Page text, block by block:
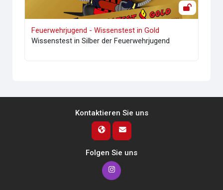
Feuerwehrjugend - Wissenstest in Gold
Wissenstest in Silber der Feuerwehrjugend
Kontaktieren Sie uns
Folgen Sie uns